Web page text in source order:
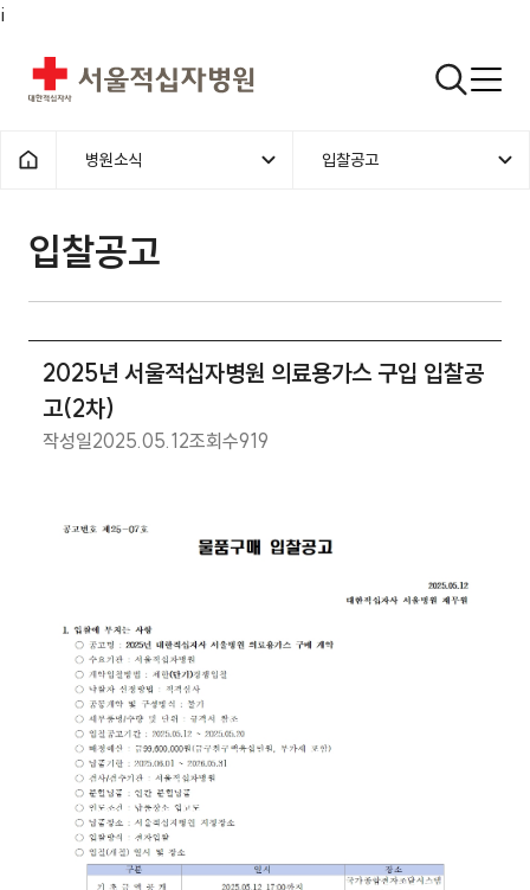
i
서울적십자병원 검색열기
홈으로 1차메뉴
병원소식 2차메뉴
입찰공고
입찰공고 | 병원소식 | 2025년
입찰공고
2025년 서울적십자병원 의료용가스 구입 입찰공
고(2차)
작성일2025.05.12조회수919